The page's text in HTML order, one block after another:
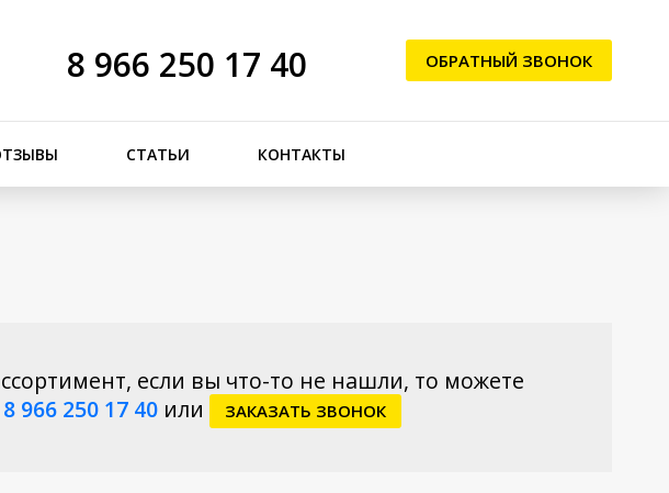
8 966 250 17 40 ОБРАТНЫЙ ЗВОНОК
СТАТЬИ КОНТАКТЫ
если вы что-то не нашли, то можете
8 966 250 17 40или ЗАКАЗАТЬ ЗВОНОК